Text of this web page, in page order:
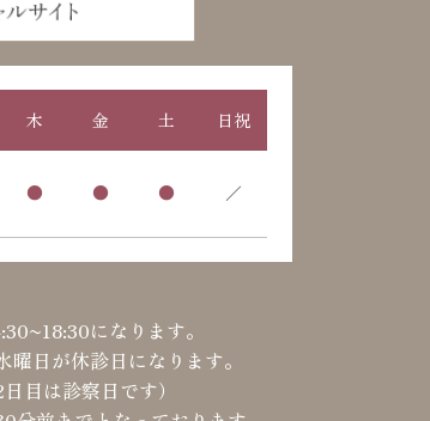
木 金 土 日祝
● ● ● ／
になります。
日が休診日になります。
目は診察日です）